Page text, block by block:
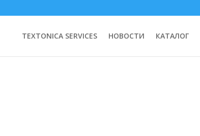
TEXTONICA SERVICES НОВОСТИ КАТАЛОГ